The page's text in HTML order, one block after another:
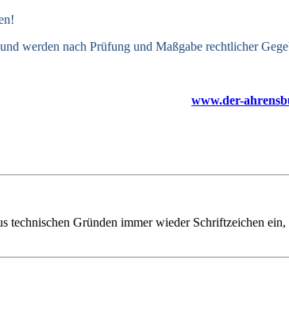
werden nach Prüfung und Maßgabe rechtlicher
www.der-
technischen Gründen immer wieder Schriftzeichen